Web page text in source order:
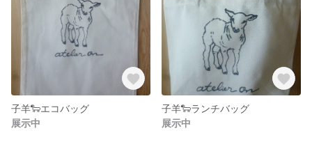
子羊🐑エコバッグ
展示中
子羊🐑ランチバッグ
展示中